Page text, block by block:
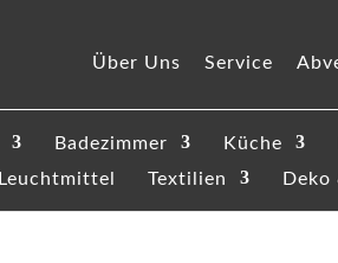
Über Uns Service
Badezimmer Küche
Textilien Deko